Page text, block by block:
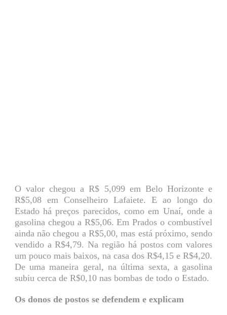
O valor chegou a R$ 5,099 em Belo Horizonte e
R$5,08 em Conselheiro Lafaiete. E ao longo do
Estado há preços parecidos, como em Unaí, onde a
gasolina chegou a R$5,06. Em Prados o combustível
ainda não chegou a R$5,00, mas está próximo, sendo
vendido a R$4,79. Na região há postos com valores
um pouco mais baixos, na casa dos R$4,15 e R$4,20.
De uma maneira geral, na última sexta, a gasolina
subiu cerca de R$0,10 nas bombas de todo o Estado.
Os donos de postos se defendem e explicam